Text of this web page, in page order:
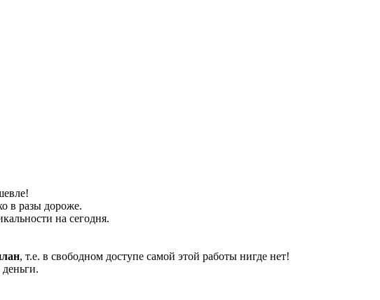
в разы дороже.
на сегодня.
, т.е. в свободном доступе самой этой работы нигде нет!